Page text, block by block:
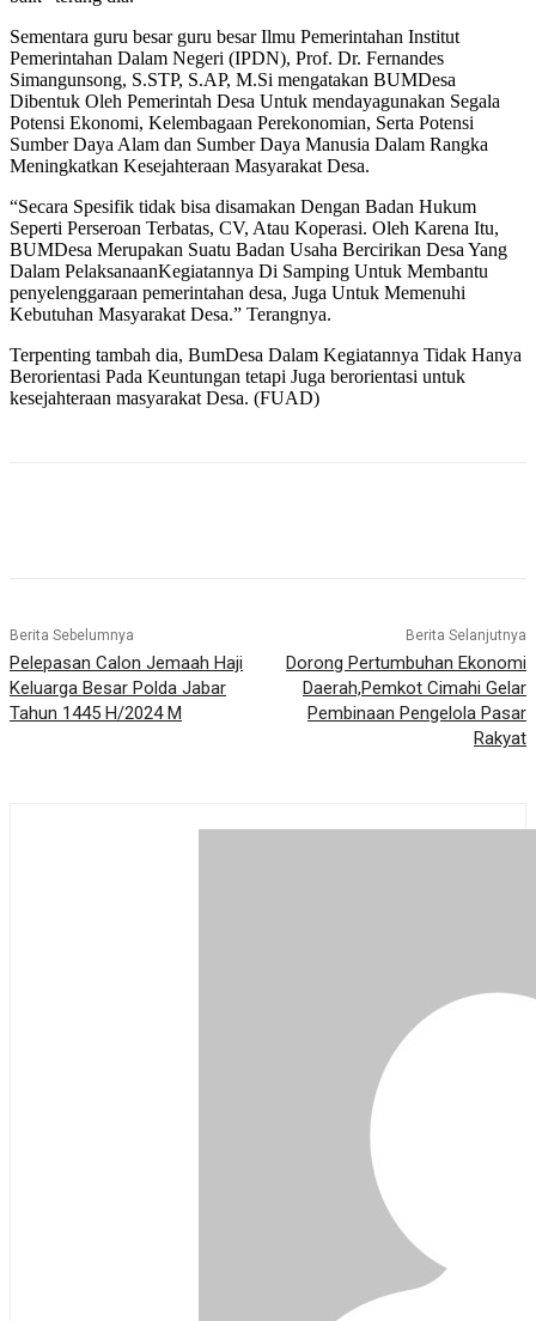
Sementara guru besar guru besar Ilmu Pemerintahan Institut
Pemerintahan Dalam Negeri (IPDN), Prof. Dr. Fernandes
Simangunsong, S.STP, S.AP, M.Si mengatakan BUMDesa
Dibentuk Oleh Pemerintah Desa Untuk mendayagunakan Segala
Potensi Ekonomi, Kelembagaan Perekonomian, Serta Potensi
Sumber Daya Alam dan Sumber Daya Manusia Dalam Rangka
Meningkatkan Kesejahteraan Masyarakat Desa.
“Secara Spesifik tidak bisa disamakan Dengan Badan Hukum
Seperti Perseroan Terbatas, CV, Atau Koperasi. Oleh Karena Itu,
BUMDesa Merupakan Suatu Badan Usaha Bercirikan Desa Yang
Dalam PelaksanaanKegiatannya Di Samping Untuk Membantu
penyelenggaraan pemerintahan desa, Juga Untuk Memenuhi
Kebutuhan Masyarakat Desa.” Terangnya.
Terpenting tambah dia, BumDesa Dalam Kegiatannya Tidak Hanya
Berorientasi Pada Keuntungan tetapi Juga berorientasi untuk
kesejahteraan masyarakat Desa. (FUAD)
Berita Sebelumnya
Pelepasan Calon Jemaah Haji
Keluarga Besar Polda Jabar
Tahun 1445 H/2024 M
Berita Selanjutnya
Dorong Pertumbuhan Ekonomi
Daerah,Pemkot Cimahi Gelar
Pembinaan Pengelola Pasar
Rakyat